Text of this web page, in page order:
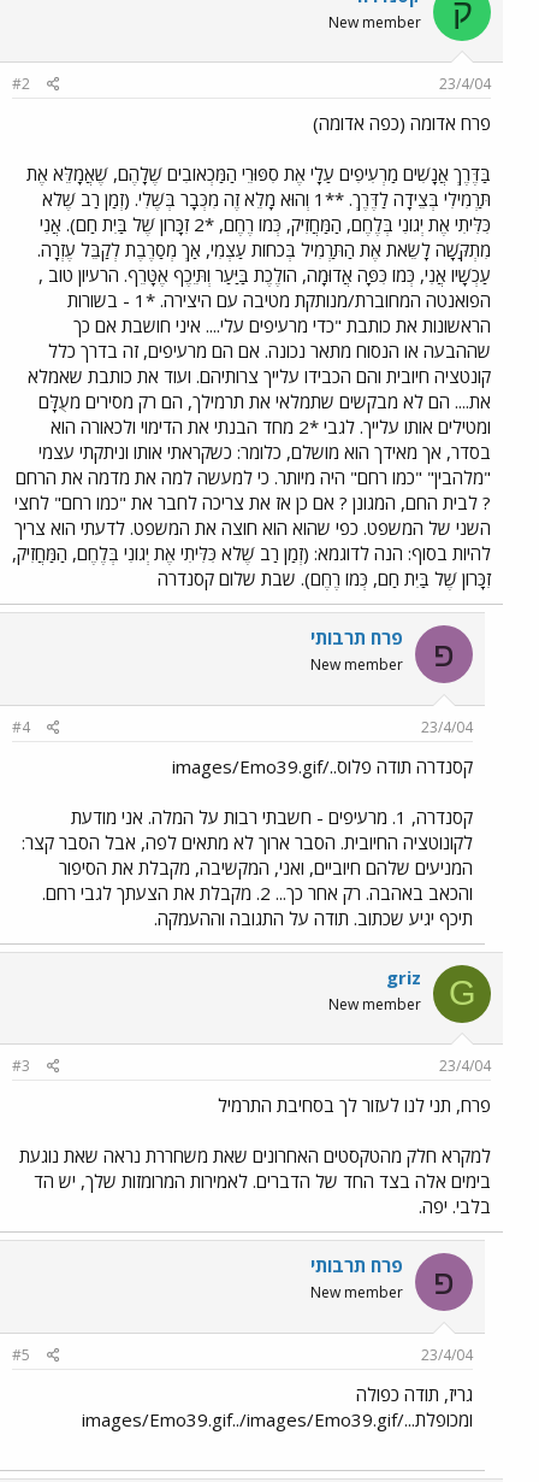
ק New member
23/4/04
#2
פרח אדומה (כפה אדומה)
בַּדֶּרֶךְ אֲנָשִׁים מַרְעִיפִים עַלָי אֶת סִפּוּרֵי הַמַּכְאוֹבִים שֶׁלָהֶם, שֶׁאֲמָלֵּא אֶת
תַּרְמִילִי בְּצֵידָה לַדֶּרֶךְ. **1 וְהוּא מָלֵא זֶה מִכְּבָר בְּשֶׁלִי. (זְמַן רַב שֶׁלֹא
כִּלִּיתִי אֶת יְגוֹנִי בְּלֶחֶם, הַמַּחֲזִיק, כְּמוֹ רֶחֶם, *2 זִכָּרוֹן שֶׁל בַּיִת חַם). אֲנִי
מִתְקַּשָׁה לָשֵׂאת אֶת הַתַּרְמִיל בְּכֹחוֹת עַצְמִי, אַךְ מְסַרֶבֶת לְקַבֵּל עֶזְרָה.
עַכְשָׁיו אֲנִי, כְּמוֹ כִּפָּה אֲדוּמָה, הוֹלֶכֶת בַּיַּעַר וְתֵּיכֶף אֶטָּרֵף. הרעיון טוב ,
הפואנטה המחוברת/מנותקת מטיבה עם היצירה. *1 - בשורות
הראשונות את כותבת "כדי מרעיפים עלי.... איני חושבת אם כך
שההבעה או הנסוח מתאר נכונה. אם הם מרעיפים, זה בדרך כלל
קונטציה חיובית והם הכבידו עלייך צרותיהם. ועוד את כותבת שאמלא
את.... הם לא מבקשים שתמלאי את תרמילך, הם רק מסירים מעֻלָּם
ומטילים אותו עלייך. לגבי *2 מחד הבנתי את הדימוי ולכאורה הוא
בסדר, אך מאידך הוא מושלם, כלומר: כשקראתי אותו וניתקתי עצמי
"מלהבין" "כמו רחם" היה מיותר. כי למעשה למה את מדמה את הרחם
? לבית החם, המגונן ? אם כן אז את צריכה לחבר את "כמו רחם" לחצי
השני של המשפט. כפי שהוא הוא חוצה את המשפט. לדעתי הוא צריך
להיות בסוף: הנה לדוגמא: (זְמַן רַב שֶׁלֹא כִּלִּיתִי אֶת יְגוֹנִי בְּלֶחֶם, הַמַּחֲזִיק,
זִכָּרוֹן שֶׁל בַּיִת חַם, כְּמוֹ רֶחֶם). שבת שלום קסנדרה
פ פרח תרבותי
New member
23/4/04
#4
קסנדרה תודה פלוס../images/Emo39.gif
קסנדרה, 1. מרעיפים - חשבתי רבות על המלה. אני מודעת
לקונוטציה החיובית. הסבר ארוך לא מתאים לפה, אבל הסבר קצר:
המניעים שלהם חיוביים, ואני, המקשיבה, מקבלת את הסיפור
והכאב באהבה. רק אחר כך... 2. מקבלת את הצעתך לגבי רחם.
תיכף יגיע שכתוב. תודה על התגובה וההעמקה.
G
griz
New member
23/4/04
#3
פרח, תני לנו לעזור לך בסחיבת התרמיל
למקרא חלק מהטקסטים האחרונים שאת משחררת נראה שאת נוגעת
בימים אלה בצד החד של הדברים. לאמירות המרומזות שלך, יש הד
בלבי. יפה.
פ פרח תרבותי
New member
23/4/04
#5
גריז, תודה כפולה
ומכופלת.../images/Emo39.gif../images/Emo39.gif